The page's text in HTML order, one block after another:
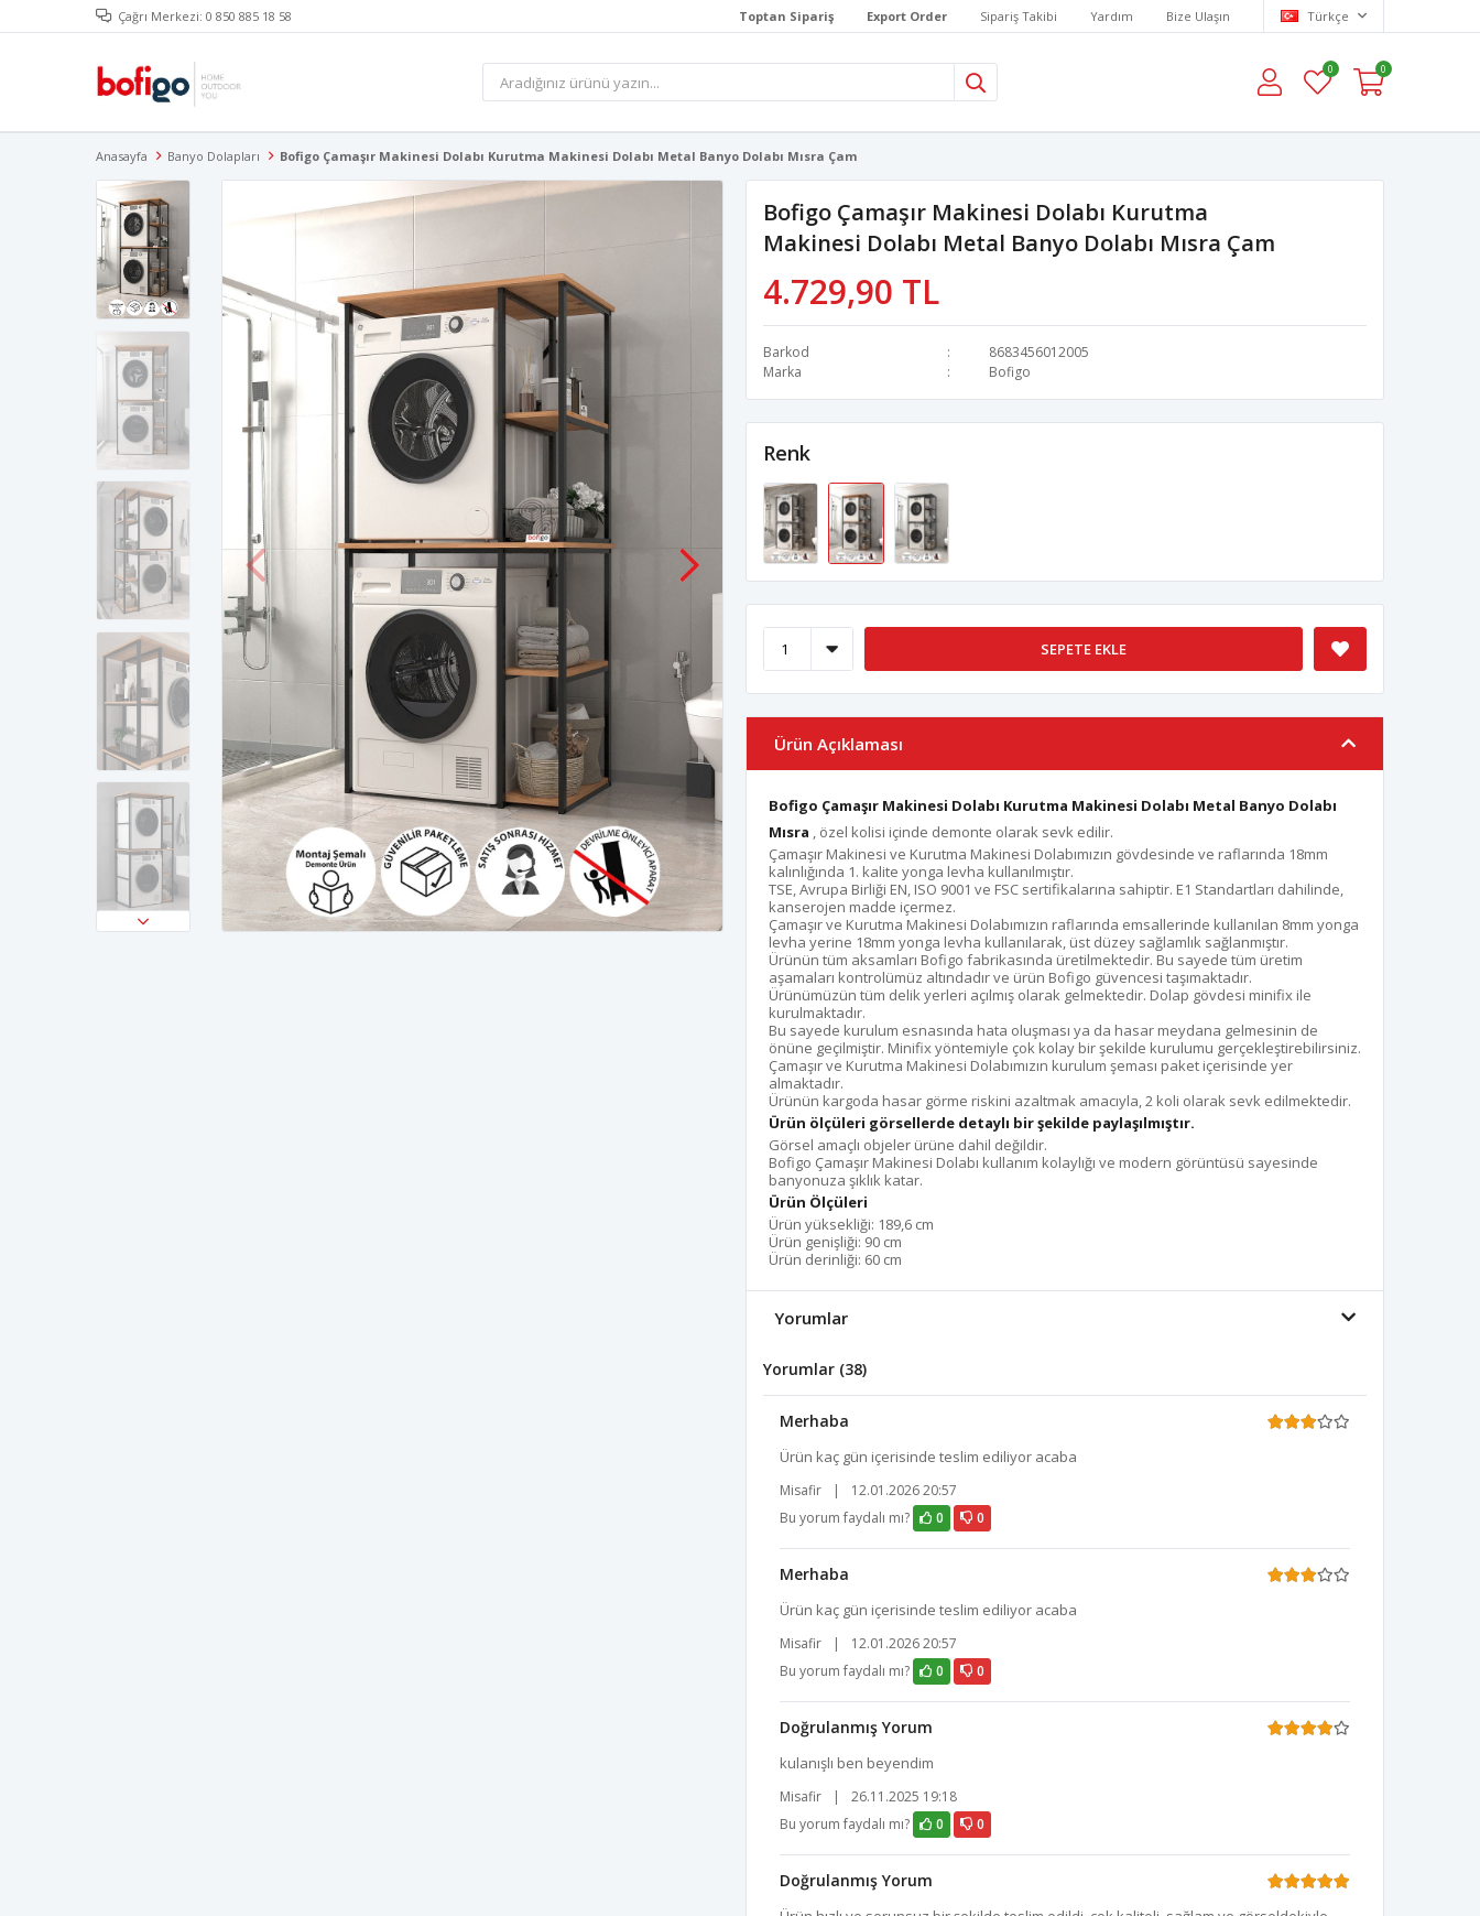
Çağrı Merkezi: 0 850 885 18 58 Toptan Sipariş Export Order Sipariş Takibi Yardım Bize Ulaşın Türkçe
0 0
Anasayfa Banyo Dolapları Bofigo Çamaşır Makinesi Dolabı Kurutma Makinesi Dolabı Metal Banyo Dolabı Mısra Çam
Bofigo Çamaşır Makinesi Dolabı Kurutma
Makinesi Dolabı Metal Banyo Dolabı Mısra Çam
4.729,90 TL
Barkod
8683456012005
Marka
Bofigo
Renk
SEPETE EKLE
Ürün Açıklaması
Bofigo Çamaşır Makinesi Dolabı Kurutma Makinesi Dolabı Metal Banyo Dolabı
Mısra , özel kolisi içinde demonte olarak sevk edilir.
Çamaşır Makinesi ve Kurutma Makinesi Dolabımızın gövdesinde ve raflarında 18mm
kalınlığında 1. kalite yonga levha kullanılmıştır.
TSE, Avrupa Birliği EN, ISO 9001 ve FSC sertifikalarına sahiptir. E1 Standartları dahilinde,
kanserojen madde içermez.
Çamaşır ve Kurutma Makinesi Dolabımızın raflarında emsallerinde kullanılan 8mm yonga
levha yerine 18mm yonga levha kullanılarak, üst düzey sağlamlık sağlanmıştır.
Ürünün tüm aksamları Bofigo fabrikasında üretilmektedir. Bu sayede tüm üretim
aşamaları kontrolümüz altındadır ve ürün Bofigo güvencesi taşımaktadır.
Ürünümüzün tüm delik yerleri açılmış olarak gelmektedir. Dolap gövdesi minifix ile
kurulmaktadır.
Bu sayede kurulum esnasında hata oluşması ya da hasar meydana gelmesinin de
önüne geçilmiştir. Minifix yöntemiyle çok kolay bir şekilde kurulumu gerçekleştirebilirsiniz.
Çamaşır ve Kurutma Makinesi Dolabımızın kurulum şeması paket içerisinde yer
almaktadır.
Ürünün kargoda hasar görme riskini azaltmak amacıyla, 2 koli olarak sevk edilmektedir.
Ürün ölçüleri görsellerde detaylı bir şekilde paylaşılmıştır.
Görsel amaçlı objeler ürüne dahil değildir.
Bofigo Çamaşır Makinesi Dolabı kullanım kolaylığı ve modern görüntüsü sayesinde
banyonuza şıklık katar.
Ürün Ölçüleri
Ürün yüksekliği: 189,6 cm
Ürün genişliği: 90 cm
Ürün derinliği: 60 cm
Yorumlar
Yorumlar (38)
Merhaba
Ürün kaç gün içerisinde teslim ediliyor acaba
Misafir |
12.01.2026 20:57
Bu yorum faydalı mı?
0 0
Merhaba
Ürün kaç gün içerisinde teslim ediliyor acaba
Misafir |
12.01.2026 20:57
Bu yorum faydalı mı?
0 0
Doğrulanmış Yorum
kulanışlı ben beyendim
Misafir |
26.11.2025 19:18
Bu yorum faydalı mı?
0 0
Doğrulanmış Yorum